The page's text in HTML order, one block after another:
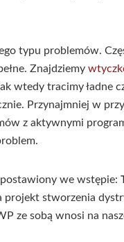
typu problemów.
Znajdziemy
wtedy tracimy ładne
Przynajmniej w
z aktywnymi
postawiony we wstępie:
projekt stworzenia
ze sobą wnosi na